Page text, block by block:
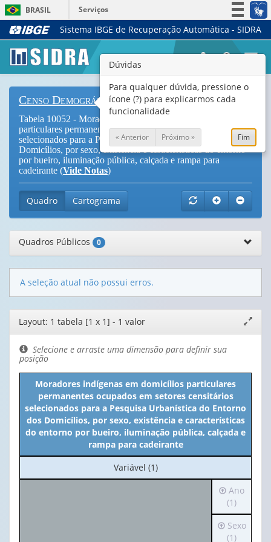
BRASIL
Serviços
Simplifique!
Legislação
Canais
Sistema IBGE de Recuperação Automática - SIDRA
Censo Demográfico
Tabela 10052 - Moradores indígenas em domicílios
particulares permanentes ocupados em setores censitários
selecionados para a Pesquisa Urbanística do Entorno dos
Domicílios, por sexo, existência e características do entorno
por bueiro, iluminação pública, calçada e rampa para
cadeirante (Vide Notas)
Quadro Cartograma
Quadros Públicos 0
A seleção atual não possui erros.
Editor
de
layout
janela
Layout: 1 tabela [1 x 1] - 1 valor
Selecione e arraste uma dimensão para definir sua
posição
Moradores indígenas em domicílios particulares
permanentes ocupados em setores censitários
selecionados para a Pesquisa Urbanística do Entorno
dos Domicílios, por sexo, existência e características
do entorno por bueiro, iluminação pública, calçada e
rampa para cadeirante
No
cabeçalho:
Variável (1)
Irá
para
o
cabeçalho
(possui
Ano
(1)
Irá
para
Sexo
(1)
Dúvidas
Para qualquer dúvida, pressione o
ícone (?) para explicarmos cada
funcionalidade
« Anterior Próximo » Fim